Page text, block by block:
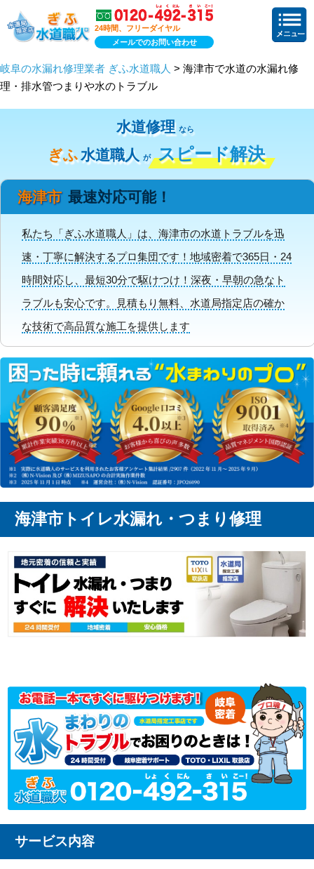
24時間、フリーダイヤル
メールでのお問い合わせ
岐阜の水漏れ修理業者 ぎふ水道職人 > 海津市で水道の水漏れ修
理・排水管つまりや水のトラブル
水道修理 なら
ぎふ 水道職人 が スピード解決
海津市 最速対応可能！
私たち「ぎふ水道職人」は、海津市の水道トラブルを迅
速・丁寧に解決するプロ集団です！地域密着で365日・24
時間対応し、最短30分で駆けつけ！深夜・早朝の急なト
ラブルも安心です。見積もり無料、水道局指定店の確か
な技術で高品質な施工を提供します
海津市トイレ水漏れ・つまり修理
サービス内容